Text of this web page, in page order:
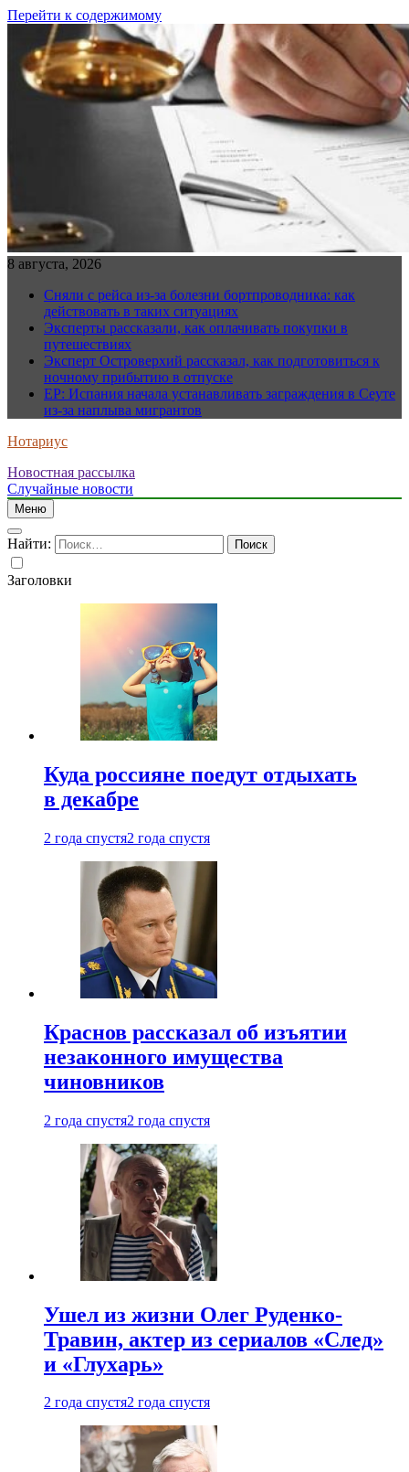
Перейти к содержимому
8 августа, 2026
Сняли с рейса из-за болезни бортпроводника: как
действовать в таких ситуациях
Эксперты рассказали, как оплачивать покупки в
путешествиях
Эксперт Островерхий рассказал, как подготовиться к
ночному прибытию в отпуске
EP: Испания начала устанавливать заграждения в Сеуте
из-за наплыва мигрантов
Нотариус
Новостная рассылка
Случайные новости
Меню
Найти:
Заголовки
Куда россияне поедут отдыхать
в декабре
2 года спустя2 года спустя
Краснов рассказал об изъятии
незаконного имущества
чиновников
2 года спустя2 года спустя
Ушел из жизни Олег Руденко-
Травин, актер из сериалов «След»
и «Глухарь»
2 года спустя2 года спустя